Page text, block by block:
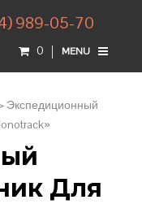
989-05-70
0 MENU
Экспедиционный
Для